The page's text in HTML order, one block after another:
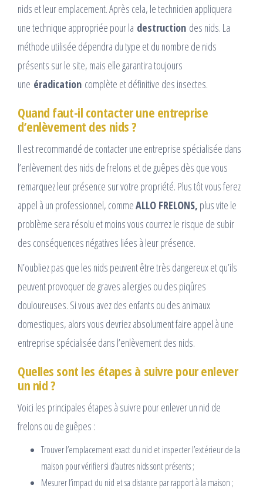
nids et leur emplacement. Après cela, le technicien appliquera
une technique appropriée pour la destruction des nids. La
méthode utilisée dépendra du type et du nombre de nids
présents sur le site, mais elle garantira toujours
une éradication complète et définitive des insectes.
Quand faut-il contacter une entreprise
d’enlèvement des nids ?
Il est recommandé de contacter une entreprise spécialisée dans
l’enlèvement des nids de frelons et de guêpes dès que vous
remarquez leur présence sur votre propriété. Plus tôt vous ferez
appel à un professionnel, commeALLO FRELONS, plus vite le
problème sera résolu et moins vous courrez le risque de subir
des conséquences négatives liées à leur présence.
N’oubliez pas que les nids peuvent être très dangereux et qu’ils
peuvent provoquer de graves allergies ou des piqûres
douloureuses. Si vous avez des enfants ou des animaux
domestiques, alors vous devriez absolument faire appel à une
entreprise spécialisée dans l’enlèvement des nids.
Quelles sont les étapes à suivre pour enlever
un nid ?
Voici les principales étapes à suivre pour enlever un nid de
frelons ou de guêpes :
Trouver l’emplacement exact du nid et inspecter l’extérieur de la
maison pour vérifier si d’autres nids sont présents ;
Mesurer l’impact du nid et sa distance par rapport à la maison ;